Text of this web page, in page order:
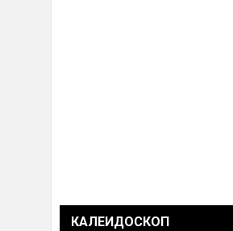
КАЛЕИДОСКОП